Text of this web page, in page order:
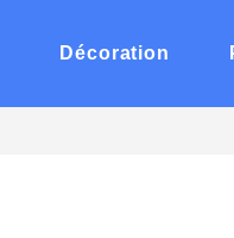
Décoration